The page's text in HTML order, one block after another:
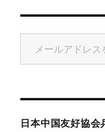
メールアドレスを入力...
日本中国友好協会